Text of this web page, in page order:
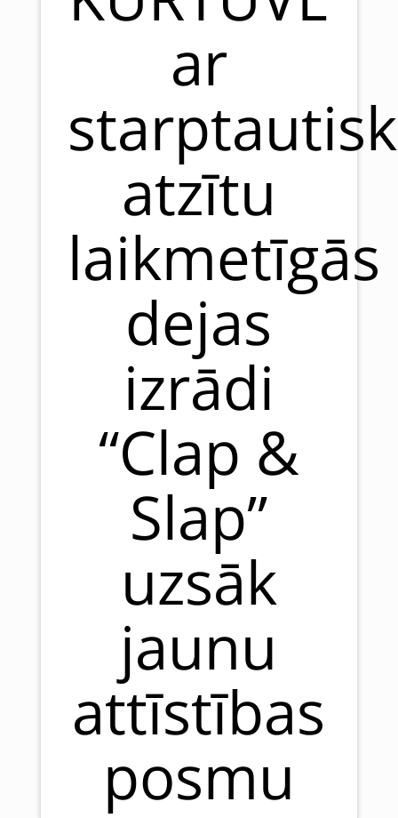
ar
atzītu
laikmetīgās
dejas
izrādi
“Clap &
Slap”
uzsāk
jaunu
attīstības
posmu